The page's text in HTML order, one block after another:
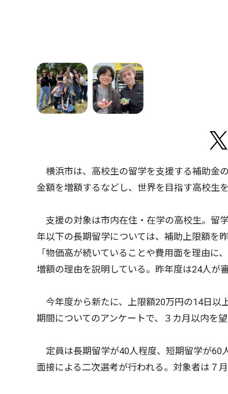
横浜市は、高校生の留学を支援する補助金
金額を増額するなどし、世界を目指す高校生
支援の対象は市内在住・在学の高校生。留
年以下の長期留学については、補助上限額を
「物価高が続いていることや費用面を理由
増額の理由を説明している。昨年度は24人が
今年度から新たに、上限額20万円の14日以
期間についてのアンケートで、３カ月以内を
定員は長期留学が40人程度、短期留学が60
面接による二次選考が行われる。対象者は７